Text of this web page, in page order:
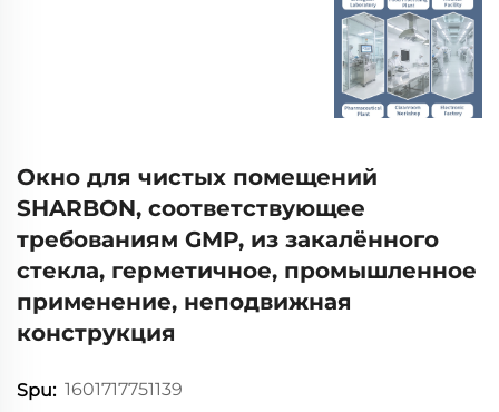
Окно для чистых помещений
SHARBON, соответствующее
требованиям GMP, из закалённого
стекла, герметичное, промышленное
применение, неподвижная
конструкция
Spu: 1601717751139